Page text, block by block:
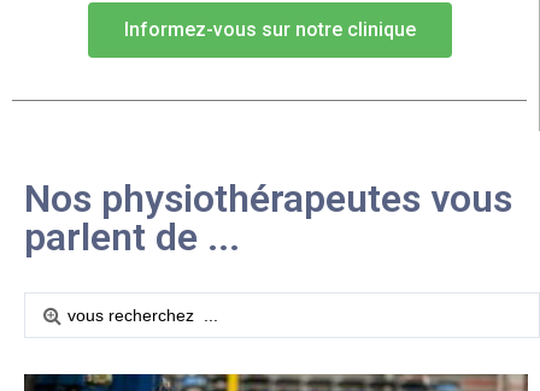
Informez-vous sur notre clinique
Nos physiothérapeutes vous
parlent de ...